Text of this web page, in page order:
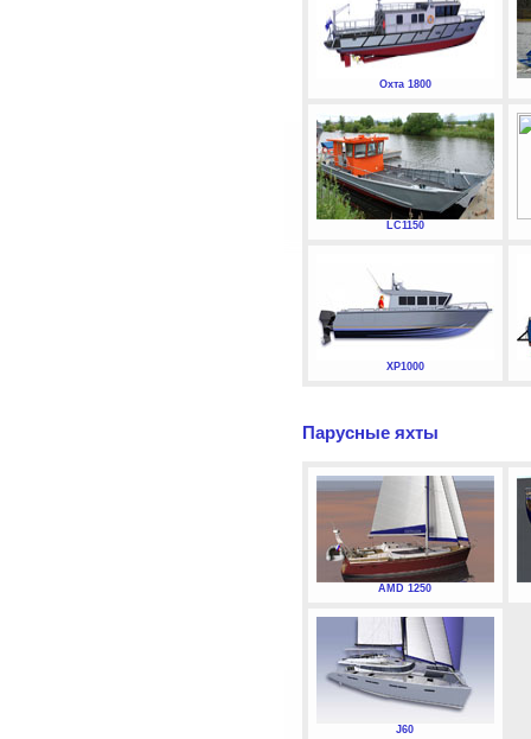
Охта 1800
LC1150
XP1000
Парусные яхты
AMD 1250
J60